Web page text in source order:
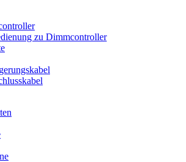
zu Dimmcontroller